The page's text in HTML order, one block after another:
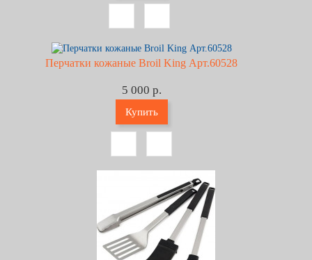
Перчатки кожаные Broil King Арт.60528
5 000 р.
Купить